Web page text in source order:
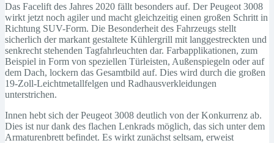
Das Facelift des Jahres 2020 fällt besonders auf. Der Peugeot 3008
wirkt jetzt noch agiler und macht gleichzeitig einen großen Schritt in
Richtung SUV-Form. Die Besonderheit des Fahrzeugs stellt
sicherlich der markant gestaltete Kühlergrill mit langgestreckten und
senkrecht stehenden Tagfahrleuchten dar. Farbapplikationen, zum
Beispiel in Form von speziellen Türleisten, Außenspiegeln oder auf
dem Dach, lockern das Gesamtbild auf. Dies wird durch die großen
19-Zoll-Leichtmetallfelgen und Radhausverkleidungen
unterstrichen.
Innen hebt sich der Peugeot 3008 deutlich von der Konkurrenz ab.
Dies ist nur dank des flachen Lenkrads möglich, das sich unter dem
Armaturenbrett befindet. Es wirkt zunächst seltsam, erweist